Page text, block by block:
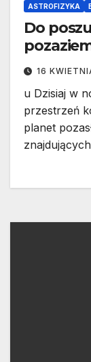
ASTROFIZYKA
Do
16
u Dzisiaj w
przestrzeń
planet